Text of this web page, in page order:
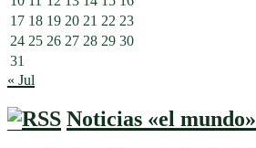
17 18 19 20 21 22 23
24 25 26 27 28 29 30
31
« Jul
Noticias «el mundo»